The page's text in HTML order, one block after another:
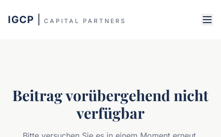
IGCP CAPITAL PARTNERS
Beitrag vorübergehend nicht
verfügbar